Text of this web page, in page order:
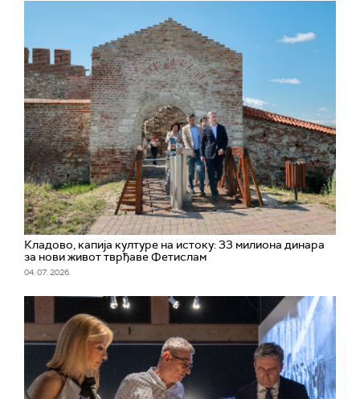
Кладово, капија културе на истоку: 33 милиона динара
за нови живот тврђаве Фетислам
04. 07. 2026.